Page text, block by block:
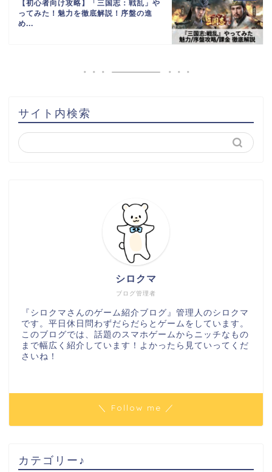
【初心者向け攻略】「三国志：戦乱」や
ってみた！魅力を徹底解説！序盤の進
め...
サイト内検索
ブログ管理者
シロクマ
『シロクマさんのゲーム紹介ブログ』管理人のシロクマ
です。平日休日問わずだらだらとゲームをしています。
このブログでは、話題のスマホゲームからニッチなもの
まで幅広く紹介しています！よかったら見ていってくだ
さいね！
＼ Follow me ／
カテゴリー♪